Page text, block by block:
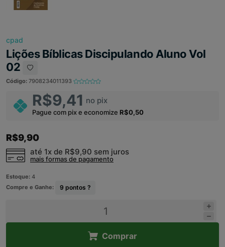
cpad
Lições Bíblicas Discipulando Aluno Vol
02
Código: 7908234011393
R$9,41 no pix
Pague com pix e economize R$0,50
R$9,90
até 1x de R$9,90 sem juros
mais formas de pagamento
Estoque: 4
Compre e Ganhe:
9 pontos ?
Comprar